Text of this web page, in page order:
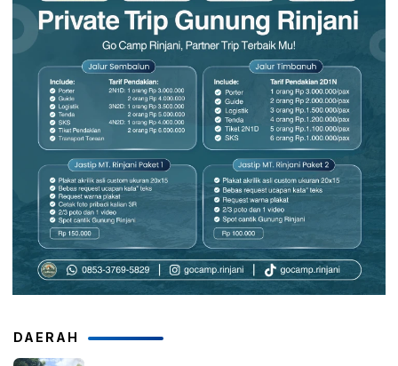
DAERAH